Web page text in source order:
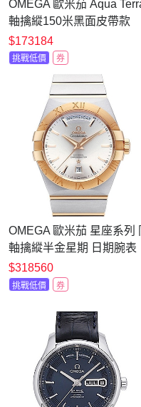
OMEGA 歐米茄 Aqua
軸擒縱150米黑面皮帶款
$173184
挑戰低價 券
OMEGA 歐米茄 星座系列
軸擒縱半金星期 日期腕表
(123.20.38.22.02.001)x玫
金x38mm
$318560
挑戰低價 券